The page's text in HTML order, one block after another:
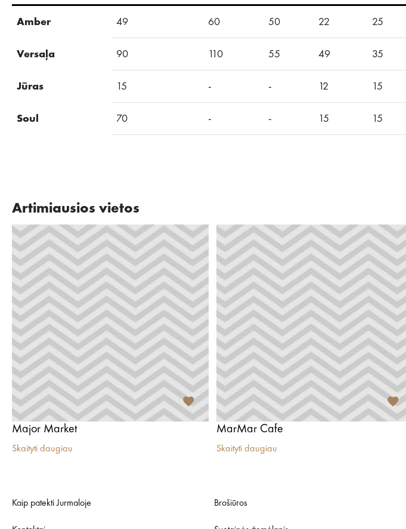
Amber 49 60 50 22 25
Versaļa 90 110 55 49 35
Jūras 15 - - 12 15
Soul 70 - - 15 15
Artimiausios vietos
Major Market
Skaityti daugiau
MarMar Cafe
Skaityti daugiau
Kaip patekti Jurmaloje Brošiūros